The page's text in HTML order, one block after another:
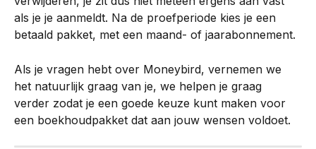
als je je aanmeldt. Na de proefperiode kies je een
betaald pakket, met een maand- of jaarabonnement.
Als je vragen hebt over Moneybird, vernemen we
het natuurlijk graag van je, we helpen je graag
verder zodat je een goede keuze kunt maken voor
een boekhoudpakket dat aan jouw wensen voldoet.